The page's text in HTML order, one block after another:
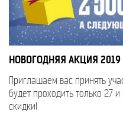
НОВОГОДНЯЯ АКЦИЯ 2019
Приглашаем вас принять
будет проходить только 27
скидки!